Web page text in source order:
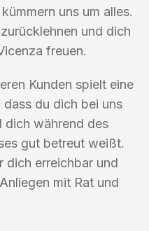
uns um alles.
und dich
freuen.
Kunden spielt eine
du dich bei uns
dich während des
gut betreut weißt.
dich erreichbar und
mit Rat und